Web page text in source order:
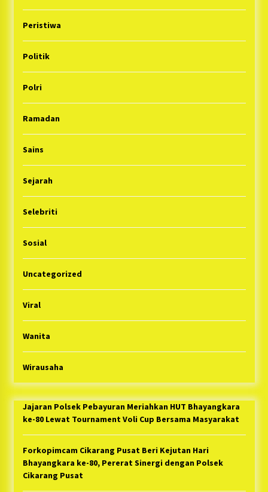
Peristiwa
Politik
Polri
Ramadan
Sains
Sejarah
Selebriti
Sosial
Uncategorized
Viral
Wanita
Wirausaha
Jajaran Polsek Pebayuran Meriahkan HUT Bhayangkara
ke-80 Lewat Tournament Voli Cup Bersama Masyarakat
Forkopimcam Cikarang Pusat Beri Kejutan Hari
Bhayangkara ke-80, Pererat Sinergi dengan Polsek
Cikarang Pusat